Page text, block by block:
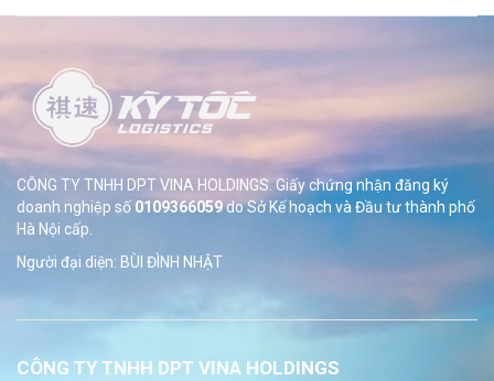
CÔNG TY TNHH DPT VINA HOLDINGS. Giấy chứng nhận đăng ký
doanh nghiệp số 0109366059do SởKế hoạch và Đầu tư thành phố
Hà Nội cấp.
Người đại diện: BÙI ĐÌNH NHẬT
CÔNG TY TNHH DPT VINA HOLDINGS